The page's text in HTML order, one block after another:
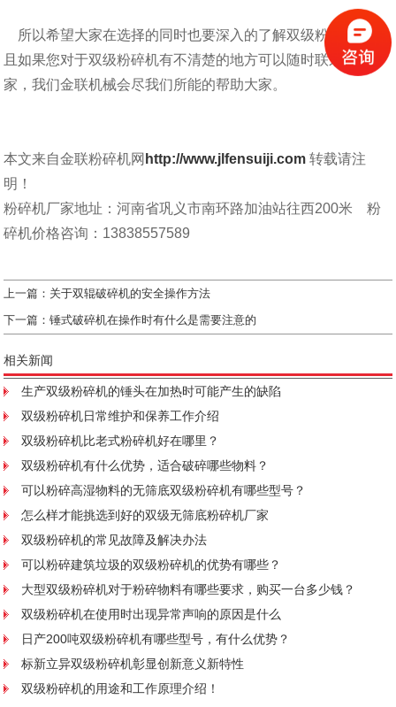
所以希望大家在选择的同时也要深入的了解双级粉碎机，而
且如果您对于双级粉碎机有不清楚的地方可以随时联系我们厂
家，我们金联机械会尽我们所能的帮助大家。
本文来自金联粉碎机网 http://www.jlfensuiji.com 转载请注
明！
粉碎机厂家地址：河南省巩义市南环路加油站往西200米 粉
碎机价格咨询：13838557589
上一篇： 关于双辊破碎机的安全操作方法
下一篇：锤式破碎机在操作时有什么是需要注意的
相关新闻
生产双级粉碎机的锤头在加热时可能产生的缺陷
双级粉碎机日常维护和保养工作介绍
双级粉碎机比老式粉碎机好在哪里？
双级粉碎机有什么优势，适合破碎哪些物料？
可以粉碎高湿物料的无筛底双级粉碎机有哪些型号？
怎么样才能挑选到好的双级无筛底粉碎机厂家
双级粉碎机的常见故障及解决办法
可以粉碎建筑垃圾的双级粉碎机的优势有哪些？
大型双级粉碎机对于粉碎物料有哪些要求，购买一台多少钱？
双级粉碎机在使用时出现异常声响的原因是什么
日产200吨双级粉碎机有哪些型号，有什么优势？
标新立异双级粉碎机彰显创新意义新特性
双级粉碎机的用途和工作原理介绍！